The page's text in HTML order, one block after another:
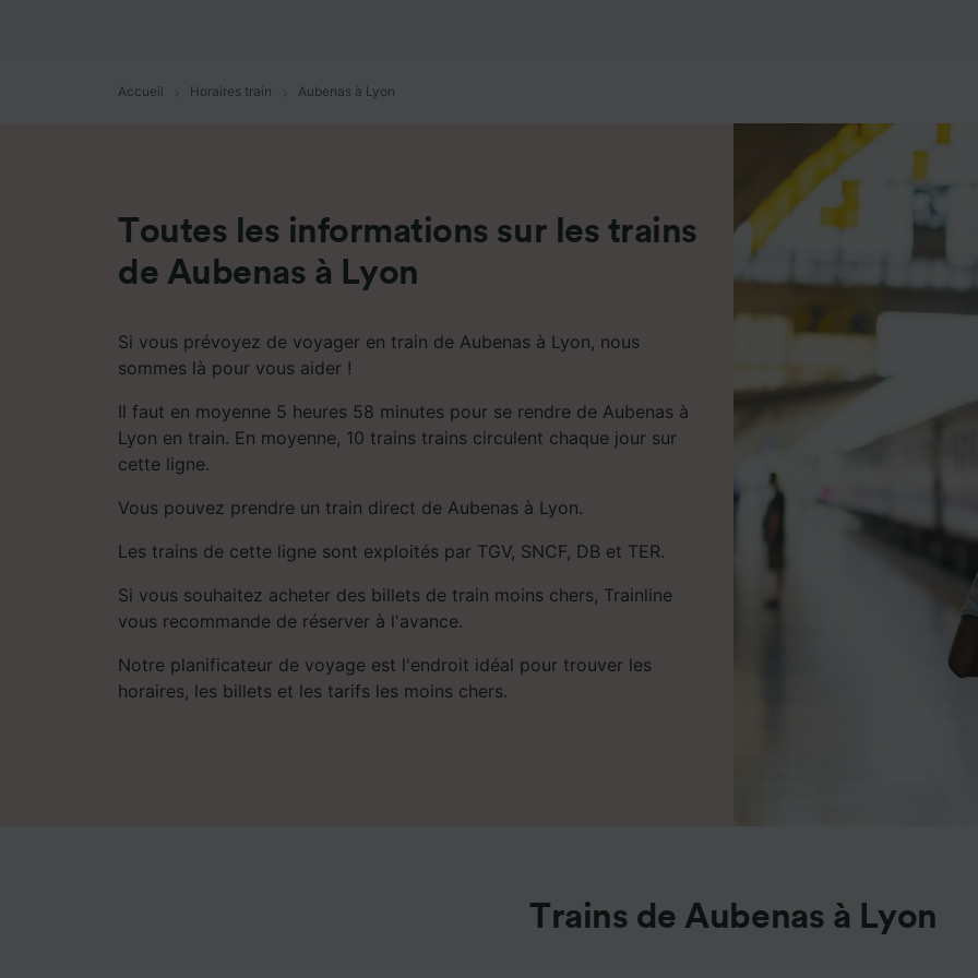
Accueil Horaires train Aubenas à Lyon
Toutes les informations sur les trains
de Aubenas à Lyon
Si vous prévoyez de voyager en train de Aubenas à Lyon, nous
sommes là pour vous aider !
Il faut en moyenne 5 heures 58 minutes pour se rendre de Aubenas à
Lyon en train. En moyenne, 10 trains trains circulent chaque jour sur
cette ligne.
Vous pouvez prendre un train direct de Aubenas à Lyon.
Les trains de cette ligne sont exploités par TGV, SNCF, DB et TER.
Si vous souhaitez acheter des billets de train moins chers, Trainline
vous recommande de réserver à l'avance.
Notre planificateur de voyage est l'endroit idéal pour trouver les
horaires, les billets et les tarifs les moins chers.
Trains de Aubenas à Lyon